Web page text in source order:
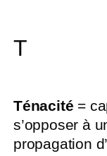
T
Ténacité =
s’opposer à
propagation